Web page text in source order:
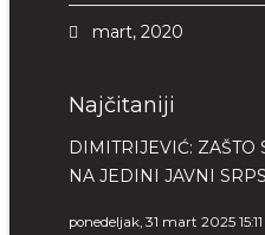
mart, 2020
Najčitaniji
DIMITRIJEVIĆ: ZAŠTO
NA JEDINI JAVNI
ponedeljak, 31 mart 2025 15:11